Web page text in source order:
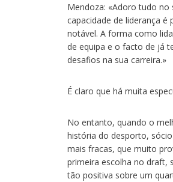
Mendoza: «Adoro tudo no
capacidade de liderança é
notável. A forma como
de equipa e o facto de já
desafios na sua carreira.»
É claro que há muita
No entanto, quando o
história do desporto,
mais fracas, que muito
primeira escolha no draft,
tão positiva sobre um